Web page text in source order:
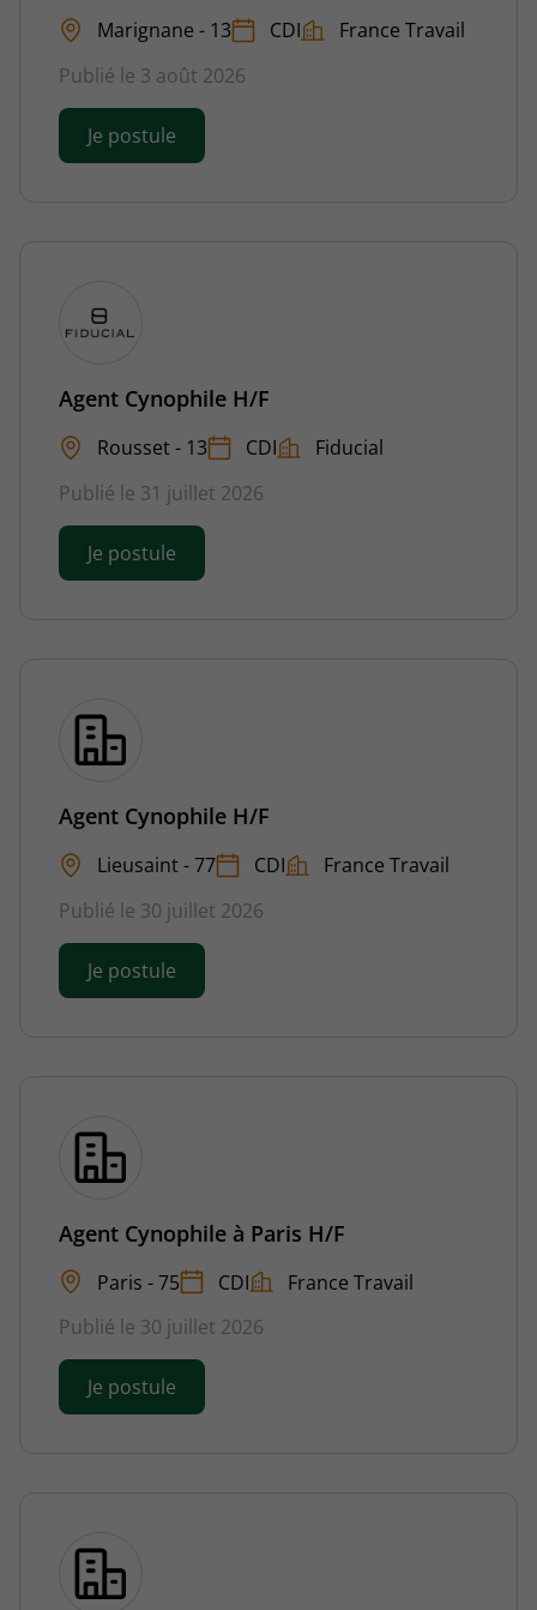
Marignane - 13 CDI
France Travail
Publié le 3 août 2026
Je postule
Agent Cynophile H/F
Rousset - 13 CDI
Fiducial
Publié le 31 juillet 2026
Je postule
Agent Cynophile H/F
Lieusaint - 77 CDI
France Travail
Publié le 30 juillet 2026
Je postule
Agent Cynophile à Paris H/F
Paris - 75 CDI
France Travail
Publié le 30 juillet 2026
Je postule